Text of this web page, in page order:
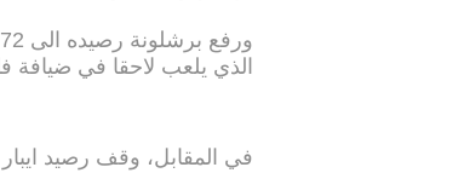
الذي يلعب لاحقا في ضيافة
في المقابل، وقف رصيد ايبار